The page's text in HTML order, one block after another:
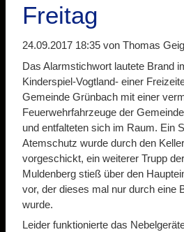
Freitag
24.09.2017 18:35 von Thomas
Das Alarmstichwort lautete Brand
Kinderspiel-Vogtland- einer
Gemeinde Grünbach mit einer
Feuerwehrfahrzeuge der
und entfalteten sich im Raum. Ein
Atemschutz wurde durch den
vorgeschickt, ein weiterer Trupp
Muldenberg stieß über den
vor, der dieses mal nur durch eine
wurde.
Leider funktionierte das